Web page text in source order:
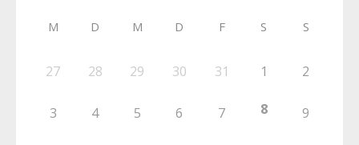
M D M D F S S
27 28 29 30 31 1 2
3 4 5 6 7 8 9